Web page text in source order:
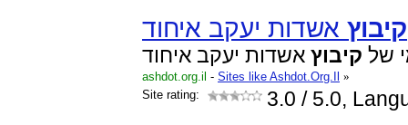
קיבוץ אשדות יעקב איחוד
של קיבוץ אשדות יעקב איחוד
ashdot.org.il - Sites like Ashdot.Org.Il
»
Site rating:
3.0 / 5.0,